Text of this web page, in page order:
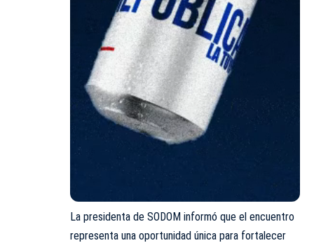
La presidenta de SODOM informó que el encuentro
representa una oportunidad única para fortalecer